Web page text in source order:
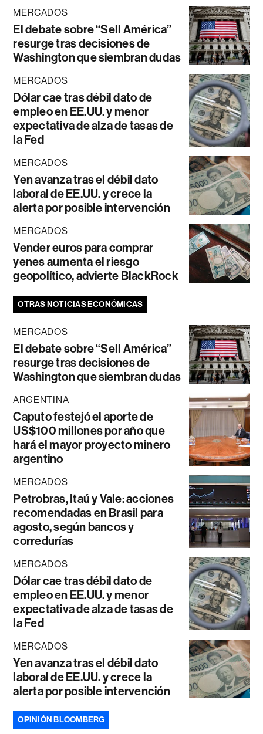
MERCADOS
El debate sobre “Sell América”
resurge tras decisiones de
Washington que siembran dudas
MERCADOS
Dólar cae tras débil dato de
empleo en EE.UU. y menor
expectativa de alza de tasas de
la Fed
MERCADOS
Yen avanza tras el débil dato
laboral de EE.UU. y crece la
alerta por posible intervención
MERCADOS
Vender euros para comprar
yenes aumenta el riesgo
geopolítico, advierte BlackRock
OTRAS NOTICIAS ECONÓMICAS
MERCADOS
El debate sobre “Sell América”
resurge tras decisiones de
Washington que siembran dudas
ARGENTINA
Caputo festejó el aporte de
US$100 millones por año que
hará el mayor proyecto minero
argentino
MERCADOS
Petrobras, Itaú y Vale: acciones
recomendadas en Brasil para
agosto, según bancos y
corredurías
MERCADOS
Dólar cae tras débil dato de
empleo en EE.UU. y menor
expectativa de alza de tasas de
la Fed
MERCADOS
Yen avanza tras el débil dato
laboral de EE.UU. y crece la
alerta por posible intervención
OPINIÓN BLOOMBERG